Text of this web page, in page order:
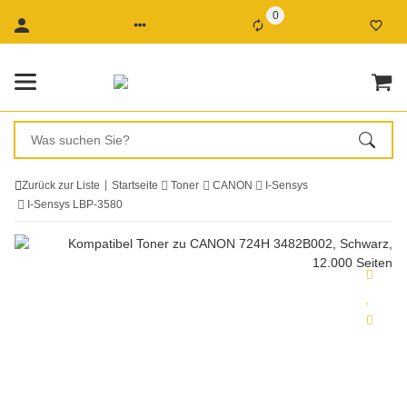
0
Zurück zur Liste Startseite Toner CANON
I-Sensys
I-Sensys LBP-3580